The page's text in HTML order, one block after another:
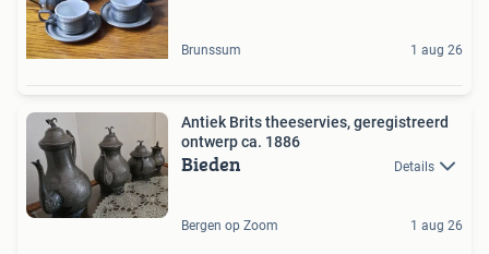
Brunssum 1 aug 26
Antiek Brits theeservies, geregistreerd
ontwerp ca. 1886
Bieden Details
Bergen op Zoom 1 aug 26